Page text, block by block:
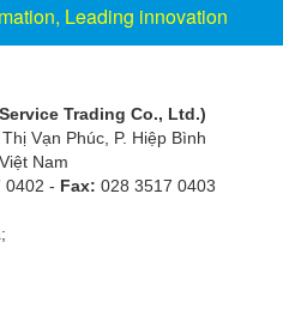
Leading innovation
Trading Co., Ltd.)
Vạn Phúc, P. Hiệp Bình
, Việt Nam
0402 - Fax: 028 3517 0403
;